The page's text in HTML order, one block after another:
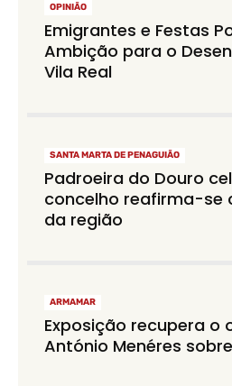
OPINIÃO
Emigrantes e Festas
Ambição para o
Vila Real
SANTA MARTA DE PENAGUIÃO
Padroeira do Douro
concelho reafirma-se
da região
ARMAMAR
Exposição recupera o
António Menéres